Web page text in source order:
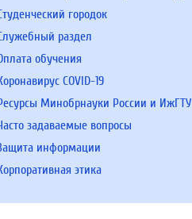
городок
раздел
обучения
COVID-19
Минобрнауки России и ИжГТУ
задаваемые вопросы
информации
этика